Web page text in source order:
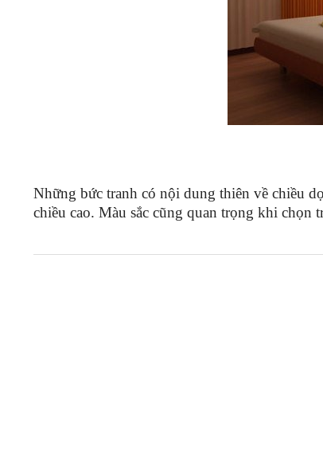
Những bức tranh có nội dung thiên về chiều
chiều cao. Màu sắc cũng quan trọng khi chọn